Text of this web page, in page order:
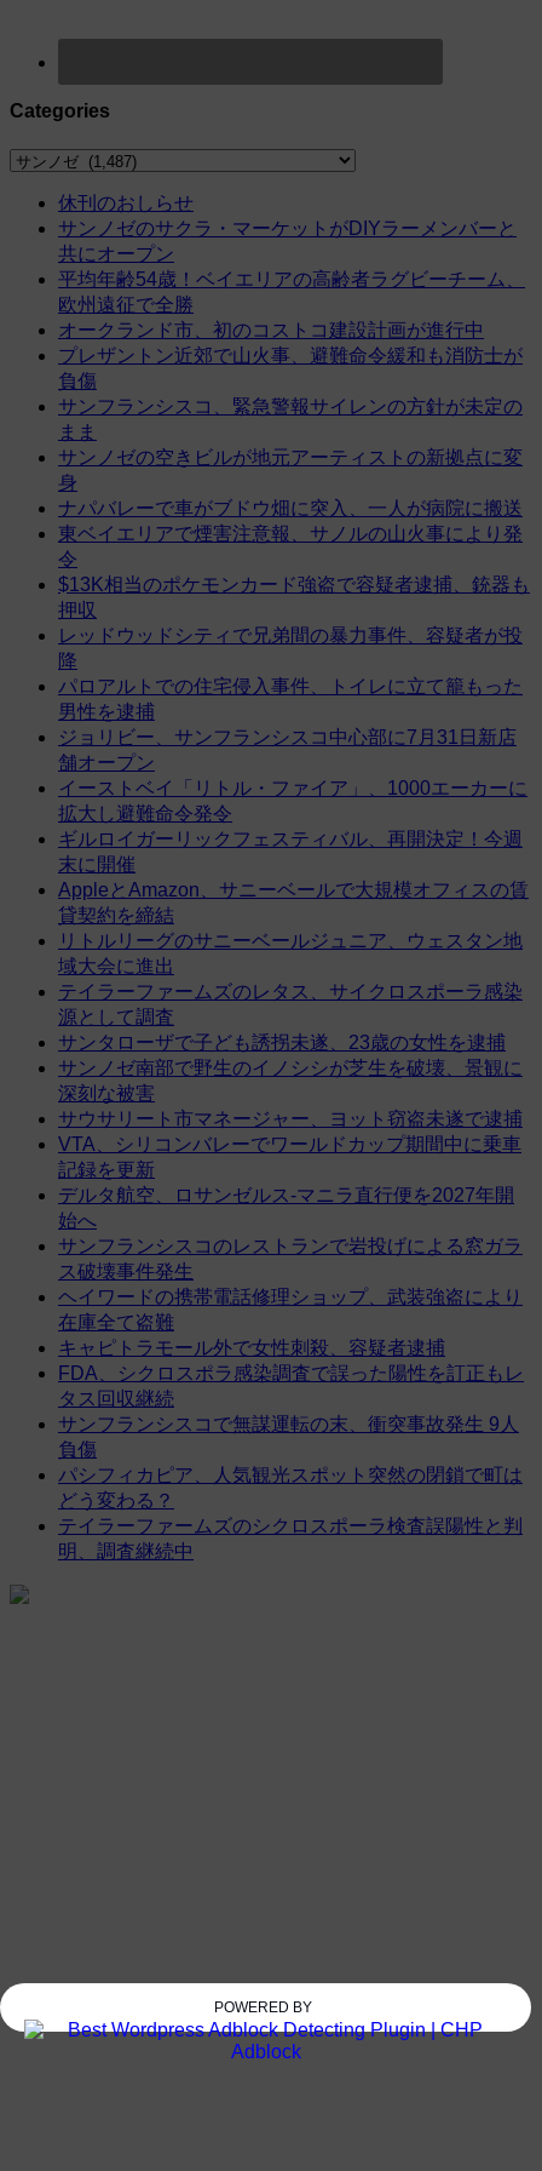
Categories
Categories
休刊のおしらせ
サンノゼのサクラ・マーケットがDIYラーメンバーと
共にオープン
平均年齢54歳！ベイエリアの高齢者ラグビーチーム、
欧州遠征で全勝
オークランド市、初のコストコ建設計画が進行中
プレザントン近郊で山火事、避難命令緩和も消防士が
負傷
サンフランシスコ、緊急警報サイレンの方針が未定の
まま
サンノゼの空きビルが地元アーティストの新拠点に変
身
ナパバレーで車がブドウ畑に突入、一人が病院に搬送
東ベイエリアで煙害注意報、サノルの山火事により発
令
$13K相当のポケモンカード強盗で容疑者逮捕、銃器も
押収
レッドウッドシティで兄弟間の暴力事件、容疑者が投
降
パロアルトでの住宅侵入事件、トイレに立て籠もった
男性を逮捕
ジョリビー、サンフランシスコ中心部に7月31日新店
舗オープン
イーストベイ「リトル・ファイア」、1000エーカーに
拡大し避難命令発令
ギルロイガーリックフェスティバル、再開決定！今週
末に開催
AppleとAmazon、サニーベールで大規模オフィスの賃
貸契約を締結
リトルリーグのサニーベールジュニア、ウェスタン地
域大会に進出
テイラーファームズのレタス、サイクロスポーラ感染
源として調査
サンタローザで子ども誘拐未遂、23歳の女性を逮捕
サンノゼ南部で野生のイノシシが芝生を破壊、景観に
深刻な被害
サウサリート市マネージャー、ヨット窃盗未遂で逮捕
VTA、シリコンバレーでワールドカップ期間中に乗車
記録を更新
デルタ航空、ロサンゼルス-マニラ直行便を2027年開
始へ
サンフランシスコのレストランで岩投げによる窓ガラ
ス破壊事件発生
ヘイワードの携帯電話修理ショップ、武装強盗により
在庫全て盗難
キャピトラモール外で女性刺殺、容疑者逮捕
FDA、シクロスポラ感染調査で誤った陽性を訂正もレ
タス回収継続
サンフランシスコで無謀運転の末、衝突事故発生 9人
負傷
パシフィカピア、人気観光スポット突然の閉鎖で町は
どう変わる？
テイラーファームズのシクロスポーラ検査誤陽性と判
明、調査継続中
POWERED BY